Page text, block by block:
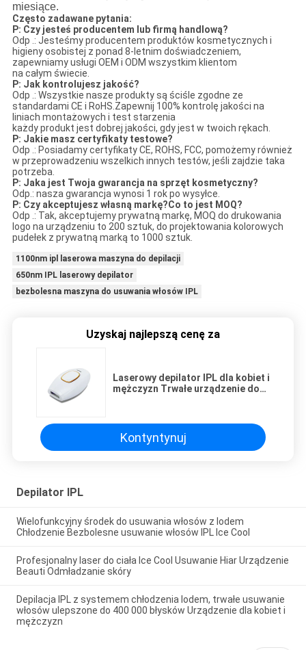
miesiące.
Często zadawane pytania:
P: Czy jesteś producentem lub firmą handlową?
Odp .: Jesteśmy producentem produktów kosmetycznych i
higieny osobistej z ponad 8-letnim doświadczeniem,
zapewniamy usługi OEM i ODM wszystkim klientom
na całym świecie.
P: Jak kontrolujesz jakość?
Odp .: Wszystkie nasze produkty są ściśle zgodne ze
standardami CE i RoHS.Zapewnij 100% kontrolę jakości na
liniach montażowych i test starzenia
każdy produkt jest dobrej jakości, gdy jest w twoich rękach.
P: Jakie masz certyfikaty testowe?
Odp .: Posiadamy certyfikaty CE, ROHS, FCC, pomożemy również
w przeprowadzeniu wszelkich innych testów, jeśli zajdzie taka
potrzeba.
P: Jaka jest Twoja gwarancja na sprzęt kosmetyczny?
Odp.: nasza gwarancja wynosi 1 rok po wysyłce.
P: Czy akceptujesz własną markę?Co to jest MOQ?
Odp .: Tak, akceptujemy prywatną markę, MOQ do drukowania
logo na urządzeniu to 200 sztuk, do projektowania kolorowych
pudełek z prywatną marką to 1000 sztuk.
1100nm ipl laserowa maszyna do depilacji
650nm IPL laserowy depilator
bezbolesna maszyna do usuwania włosów IPL
Uzyskaj najlepszą cenę za
Laserowy depilator IPL dla kobiet i
mężczyzn Trwałe urządzenie do
Kontyntynuj
Depilator IPL
Wielofunkcyjny środek do usuwania włosów z lodem
Chłodzenie Bezbolesne usuwanie włosów IPL Ice Cool
Profesjonalny laser do ciała Ice Cool Usuwanie Hiar Urządzenie
Beauti Odmładzanie skóry
Depilacja IPL z systemem chłodzenia lodem, trwałe usuwanie
włosów ulepszone do 400 000 błysków Urządzenie dla kobiet i
mężczyzn